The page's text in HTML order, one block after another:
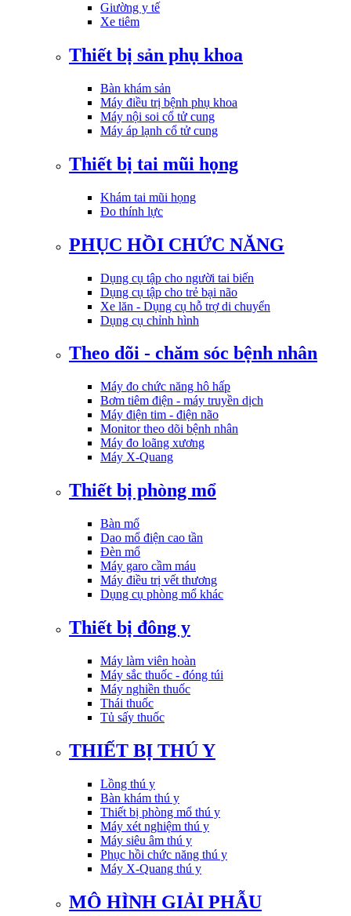
Giường y tế
Xe tiêm
Thiết bị sản phụ khoa
Bàn khám sản
Máy điều trị bệnh phụ khoa
Máy nội soi cổ tử cung
Máy áp lạnh cổ tử cung
Thiết bị tai mũi họng
Khám tai mũi họng
Đo thính lực
PHỤC HỒI CHỨC NĂNG
Dụng cụ tập cho người tai biến
Dụng cụ tập cho trẻ bại não
Xe lăn - Dụng cụ hỗ trợ di chuyển
Dụng cụ chỉnh hình
Theo dõi - chăm sóc bệnh nhân
Máy đo chức năng hô hấp
Bơm tiêm điện - máy truyền dịch
Máy điện tim - điện não
Monitor theo dõi bệnh nhân
Máy đo loãng xương
Máy X-Quang
Thiết bị phòng mổ
Bàn mổ
Dao mổ điện cao tần
Đèn mổ
Máy garo cầm máu
Máy điều trị vết thương
Dụng cụ phòng mổ khác
Thiết bị đông y
Máy làm viên hoàn
Máy sắc thuốc - đóng túi
Máy nghiền thuốc
Thái thuốc
Tủ sấy thuốc
THIẾT BỊ THÚ Y
Lồng thú y
Bàn khám thú y
Thiết bị phòng mổ thú y
Máy xét nghiệm thú y
Máy siêu âm thú y
Phục hồi chức năng thú y
Máy X-Quang thú y
MÔ HÌNH GIẢI PHẪU